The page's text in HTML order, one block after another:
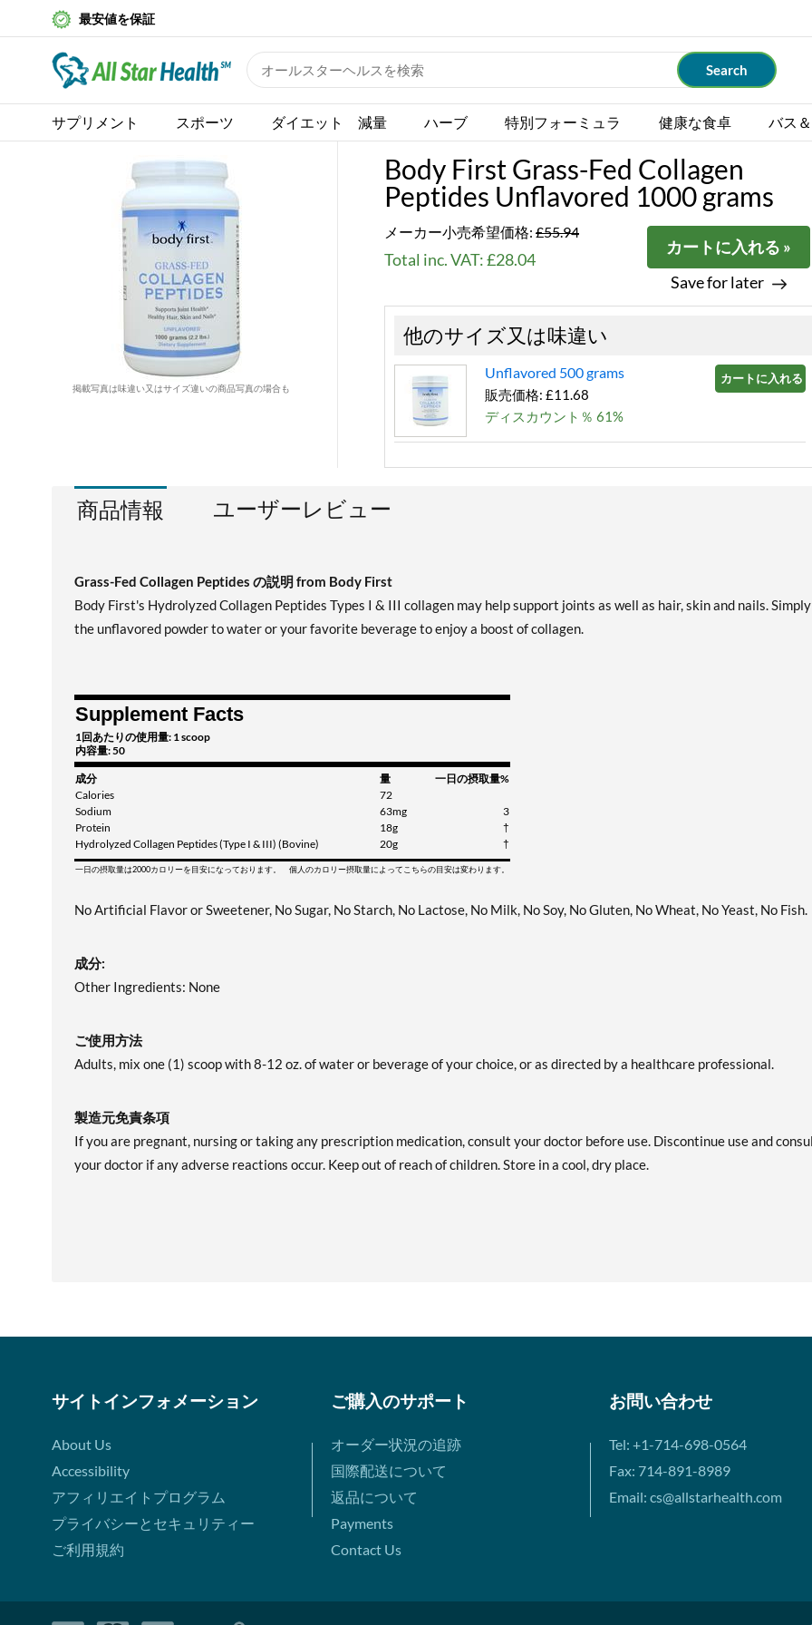
最安値を保証
サプリメント スポーツ ダイエット 減量 ハーブ 特別フォーミュラ 健康な食卓 バス
掲載写真は味違い又はサイズ違いの商品写真の場合も
Body First Grass-Fed Collagen
Peptides Unflavored 1000 grams
メーカー小売希望価格: £55.94
Total inc. VAT: £28.04
カートに入れる »
Save for later
他のサイズ又は味違い
Unflavored 500 grams
販売価格: £11.68
ディスカウント％ 61%
カートに入れる »
商品情報 ユーザーレビュー
Grass-Fed Collagen Peptides の説明 from Body First
Body First's Hydrolyzed Collagen Peptides Types I & III collagen may help support joints as well as hair, skin and nails.
the unflavored powder to water or your favorite beverage to enjoy a boost of collagen.
Supplement Facts
1回あたりの使用量: 1 scoop
内容量: 50
成分 量
一日の摂取量%
Calories
72
Sodium
63mg
3
Protein
18g
†
Hydrolyzed Collagen Peptides (Type I & III) (Bovine)
20g †
一日の摂取量は2000カロリーを目安になっております。 個人のカロリー摂取量によってこちらの目安は変わります。
No Artificial Flavor or Sweetener, No Sugar, No Starch, No Lactose, No Milk, No Soy, No Gluten, No Wheat, No Yeast, No Fish.
成分:
Other Ingredients: None
ご使用方法
Adults, mix one (1) scoop with 8-12 oz. of water or beverage of your choice, or as directed by a healthcare professional.
製造元免責条項
If you are pregnant, nursing or taking any prescription medication, consult your doctor before use. Discontinue use and
your doctor if any adverse reactions occur. Keep out of reach of children. Store in a cool, dry place.
サイトインフォメーション
About Us
Accessibility
アフィリエイトプログラム
プライバシーとセキュリティー
ご利用規約
ご購入のサポート
オーダー状況の追跡
国際配送について
返品について
Payments
Contact Us
お問い合わせ
Tel: +1-714-698-0564
Fax: 714-891-8989
Email: cs@allstarhealth.com